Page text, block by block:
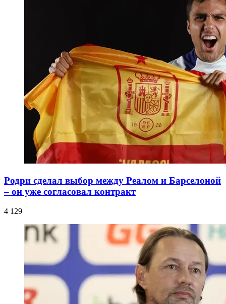
Родри сделал выбор между Реалом и Барселоной
– он уже согласовал контракт
4 129